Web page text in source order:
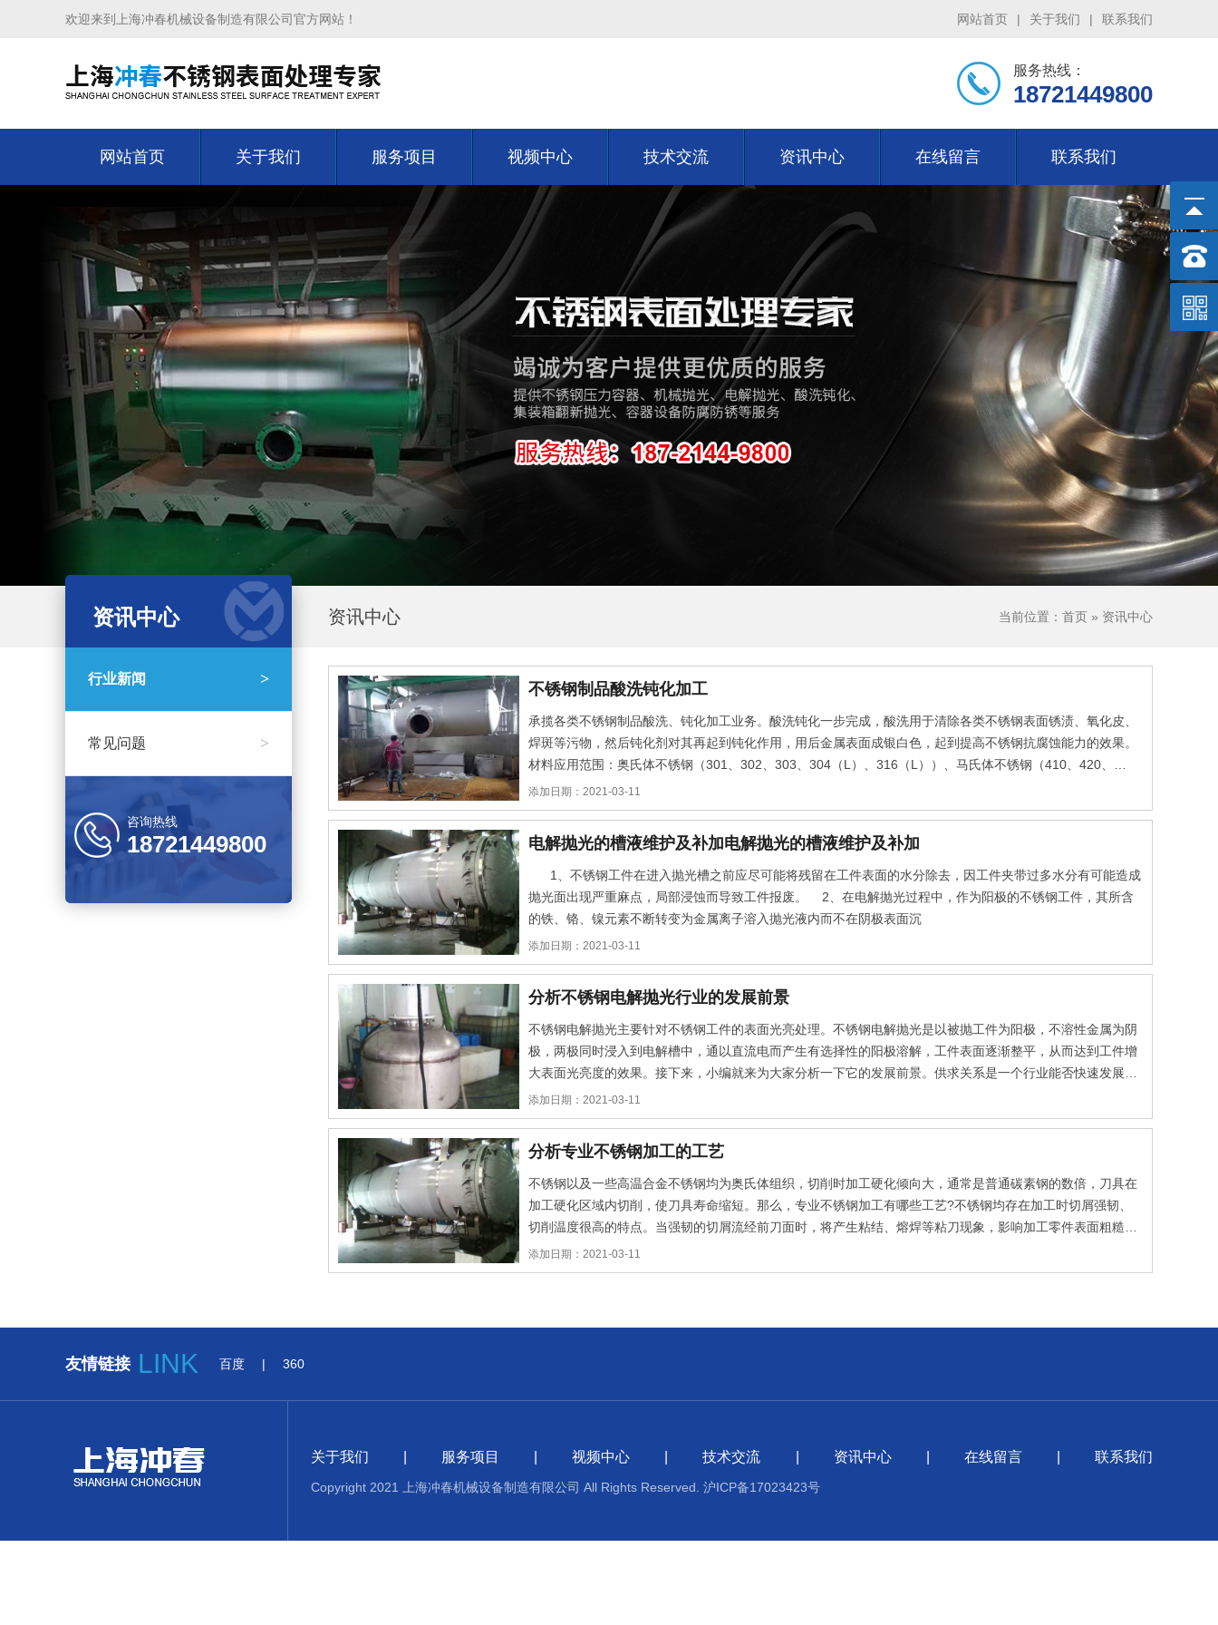
欢迎来到上海冲春机械设备制造有限公司官方网站！ 网站首页 | 关于我们 | 联系我们
服务热线：
18721449800
网站首页 关于我们 服务项目 视频中心 技术交流 资讯中心 在线留言 联系我们
资讯中心
>
行业新闻
>
常见问题
咨询热线
18721449800
资讯中心 当前位置：首页 » 资讯中心
不锈钢制品酸洗钝化加工
承揽各类不锈钢制品酸洗、钝化加工业务。酸洗钝化一步完成，酸洗用于清除各类不锈钢表面锈渍、氧化皮、
焊斑等污物，然后钝化剂对其再起到钝化作用，用后金属表面成银白色，起到提高不锈钢抗腐蚀能力的效果。
材料应用范围：奥氏体不锈钢（301、302、303、304（L）、316（L））、马氏体不锈钢（410、420、
430、440）
添加日期：2021-03-11
电解抛光的槽液维护及补加电解抛光的槽液维护及补加
1、不锈钢工件在进入抛光槽之前应尽可能将残留在工件表面的水分除去，因工件夹带过多水分有可能造成
抛光面出现严重麻点，局部浸蚀而导致工件报废。 2、在电解抛光过程中，作为阳极的不锈钢工件，其所含
的铁、铬、镍元素不断转变为金属离子溶入抛光液内而不在阴极表面沉
添加日期：2021-03-11
分析不锈钢电解抛光行业的发展前景
不锈钢电解抛光主要针对不锈钢工件的表面光亮处理。不锈钢电解抛光是以被抛工件为阳极，不溶性金属为阴
极，两极同时浸入到电解槽中，通以直流电而产生有选择性的阳极溶解，工件表面逐渐整平，从而达到工件增
大表面光亮度的效果。接下来，小编就来为大家分析一下它的发展前景。供求关系是一个行业能否快速发展的
前提。目前来看，市场需求是很大的
添加日期：2021-03-11
分析专业不锈钢加工的工艺
不锈钢以及一些高温合金不锈钢均为奥氏体组织，切削时加工硬化倾向大，通常是普通碳素钢的数倍，刀具在
加工硬化区域内切削，使刀具寿命缩短。那么，专业不锈钢加工有哪些工艺?不锈钢均存在加工时切屑强韧、
切削温度很高的特点。当强韧的切屑流经前刀面时，将产生粘结、熔焊等粘刀现象，影响加工零件表面粗糙
度。材料加工前要核对其材料规格、级
添加日期：2021-03-11
友情链接 LINK 百度 | 360
关于我们 服务项目 视频中心 技术交流 资讯中心 在线留言 联系我们
Copyright 2021 上海冲春机械设备制造有限公司 All Rights Reserved. 沪ICP备17023423号